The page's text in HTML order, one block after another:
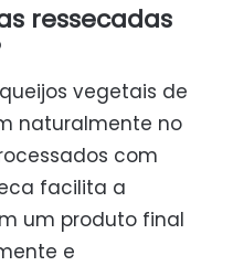
ressecadas
vegetais de
naturalmente no
com
facilita a
um produto final
e